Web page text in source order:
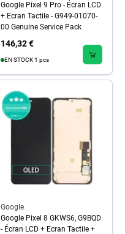
Google Pixel 9 Pro - Écran LCD
+ Ecran Tactile - G949-01070-
00 Genuine Service Pack
146,32 €
EN STOCK 1 pcs
Google
Google Pixel 8 GKWS6, G9BQD
- Écran LCD + Ecran Tactile +